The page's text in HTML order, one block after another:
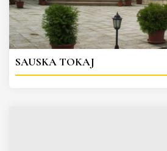
SAUSKA TOKAJ